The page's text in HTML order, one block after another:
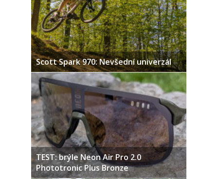
Scott Spark 970: Nevšední univerzál
TEST: brýle Neon Air Pro 2.0
Phototronic Plus Bronze